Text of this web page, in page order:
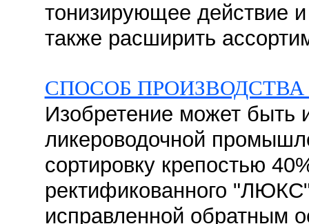
тонизирующее действие
также расширить
СПОСОБ
Изобретение может быть
ликероводочной
сортировку крепостью
ректификованного
исправленной обратным